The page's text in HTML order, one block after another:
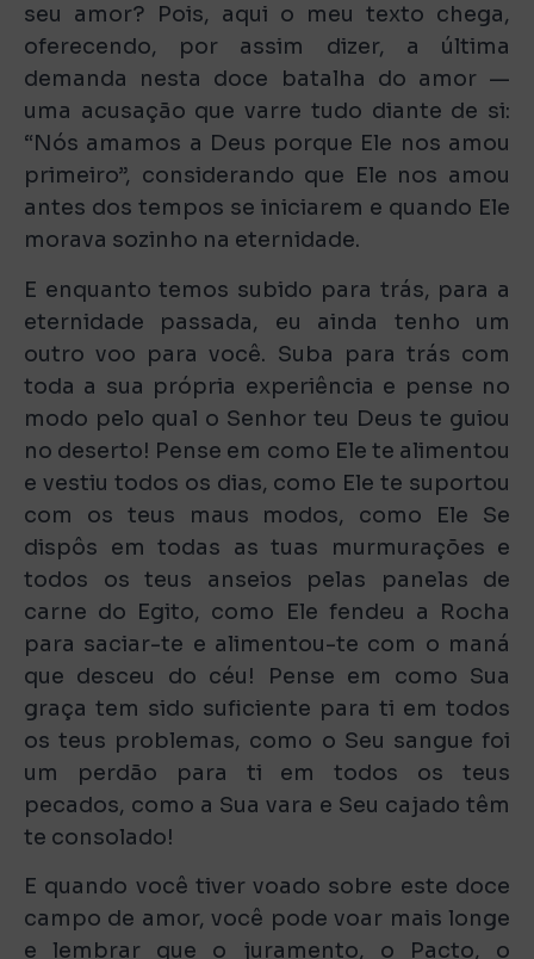
seu amor? Pois, aqui o meu texto chega,
oferecendo, por assim dizer, a última
demanda nesta doce batalha do amor —
uma acusação que varre tudo diante de si:
“Nós amamos a Deus porque Ele nos amou
primeiro”, considerando que Ele nos amou
antes dos tempos se iniciarem e quando Ele
morava sozinho na eternidade.
E enquanto temos subido para trás, para a
eternidade passada, eu ainda tenho um
outro voo para você. Suba para trás com
toda a sua própria experiência e pense no
modo pelo qual o Senhor teu Deus te guiou
no deserto! Pense em como Ele te alimentou
e vestiu todos os dias, como Ele te suportou
com os teus maus modos, como Ele Se
dispôs em todas as tuas murmurações e
todos os teus anseios pelas panelas de
carne do Egito, como Ele fendeu a Rocha
para saciar-te e alimentou-te com o maná
que desceu do céu! Pense em como Sua
graça tem sido suficiente para ti em todos
os teus problemas, como o Seu sangue foi
um perdão para ti em todos os teus
pecados, como a Sua vara e Seu cajado têm
te consolado!
E quando você tiver voado sobre este doce
campo de amor, você pode voar mais longe
e lembrar que o juramento, o Pacto, o